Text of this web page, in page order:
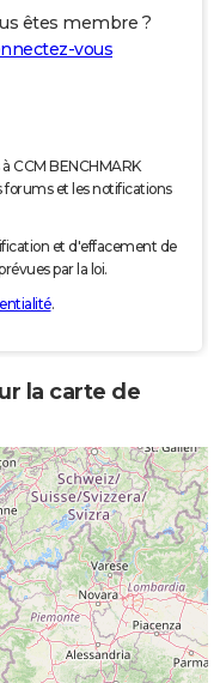
êtes membre ?
vous
CCM BENCHMARK
forums et les notifications
et d'effacement de
par la loi.
.
la carte de